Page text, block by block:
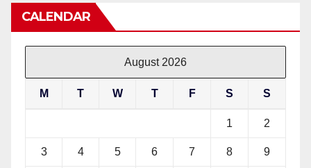
CALENDAR
August 2026
M T W T F S S
1 2
3 4 5 6 7 8 9